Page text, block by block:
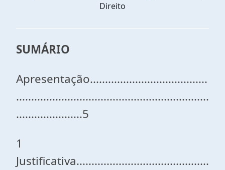
Direito
SUMÁRIO
Apresentação.......................................
................................................................
......................5
1
Justificativa............................................